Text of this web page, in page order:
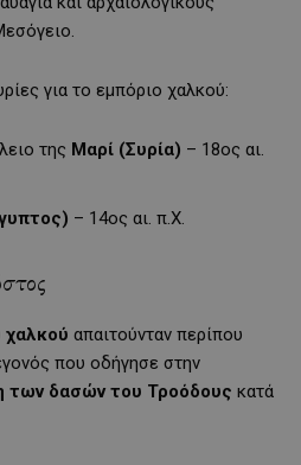
για το εμπόριο χαλκού:
της Μαρί (Συρία) – 18ος αι.
– 14ος αι. π.Χ.
χαλκού απαιτούνταν περίπου
που οδήγησε στην
των δασών του Τροόδους κατά